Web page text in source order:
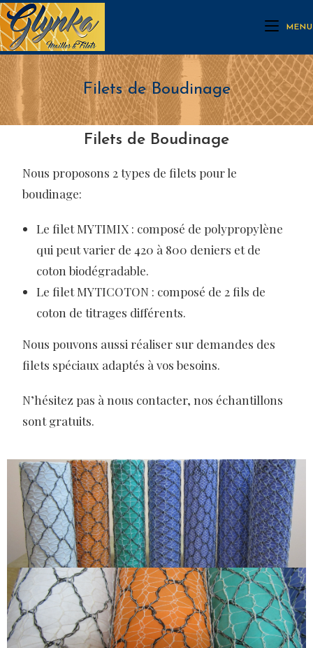
MENU
Filets de Boudinage
Filets de Boudinage
Nous proposons 2 types de filets pour le
boudinage:
Le filet MYTIMIX : composé de polypropylène
qui peut varier de 420 à 800 deniers et de
coton biodégradable.
Le filet MYTICOTON : composé de 2 fils de
coton de titrages différents.
Nous pouvons aussi réaliser sur demandes des
filets spéciaux adaptés à vos besoins.
N’hésitez pas à nous contacter, nos échantillons
sont gratuits.